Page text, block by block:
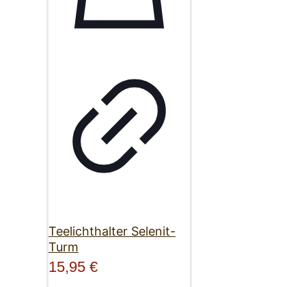
Teelichthalter Selenit-
Turm
15,95 €